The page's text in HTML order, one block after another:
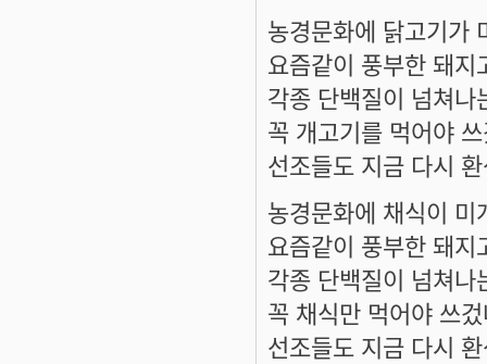
농경문화에 닭고기가
요즘같이 풍부한 돼
각종 단백질이 넘쳐나
꼭 개고기를 먹어야
선조들도 지금 다시
농경문화에 채식이
요즘같이 풍부한 돼
각종 단백질이 넘쳐나
꼭 채식만 먹어야 쓰
선조들도 지금 다시